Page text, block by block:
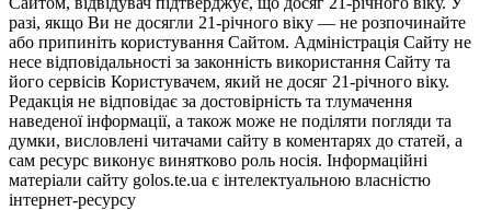
разі, якщо Ви не досягли 21-річного віку — не розпочинайте
або припиніть користування Сайтом. Адміністрація Сайту не
несе відповідальності за законність використання Сайту та
його сервісів Користувачем, який не досяг 21-річного віку.
Редакція не відповідає за достовірність та тлумачення
наведеної інформації, а також може не поділяти погляди та
думки, висловлені читачами сайту в коментарях до статей, а
сам ресурс виконує винятково роль носія. Інформаційні
матеріали сайту golos.te.ua є інтелектуальною власністю
інтернет-ресурсу